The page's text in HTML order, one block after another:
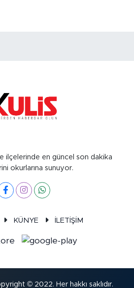
ilçelerinde en güncel son dakika
okurlarına sunuyor.
KÜNYE İLETİŞİM
© 2022. Her hakkı saklıdır.